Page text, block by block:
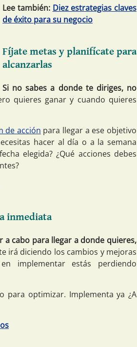
Lee también: Diez estrategias claves
de éxito para su negocio
Fíjate metas y planifícate para
alcanzarlas
Si no sabes a donde te diriges, no
quieres ganar y cuando quieres
de acción para llegar a ese objetivo
hacer al día o a la semana
elegida? ¿Qué acciones debes
inmediata
a cabo para llegar a donde quieres,
irá diciendo los cambios y mejoras
implementar estás perdiendo
para optimizar. Implementa ya ¿A